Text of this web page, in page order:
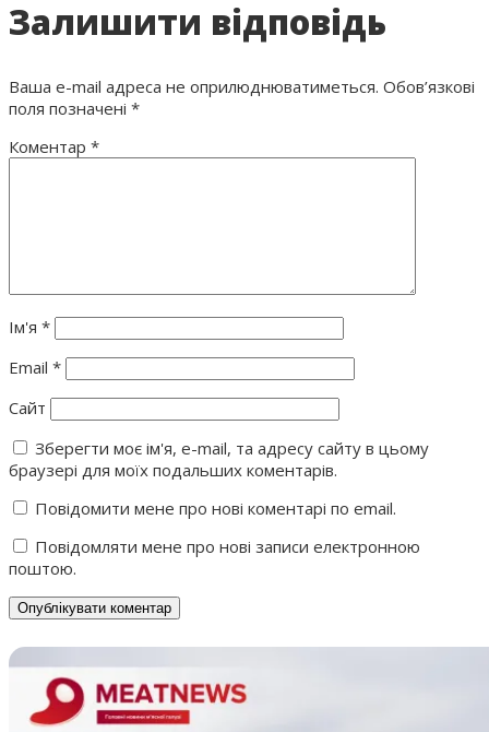
Залишити відповідь
Ваша e-mail адреса не оприлюднюватиметься. Обов’язкові
поля позначені *
Коментар *
Ім'я *
Email *
Сайт
Зберегти моє ім'я, e-mail, та адресу сайту в цьому
браузері для моїх подальших коментарів.
Повідомити мене про нові коментарі по email.
Повідомляти мене про нові записи електронною
поштою.